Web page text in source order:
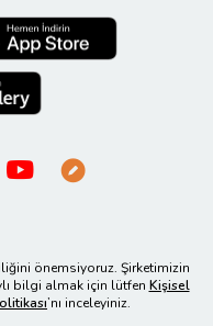
önemsiyoruz. Şirketimizin
bilgi almak için lütfen Kişisel
’nı inceleyiniz.